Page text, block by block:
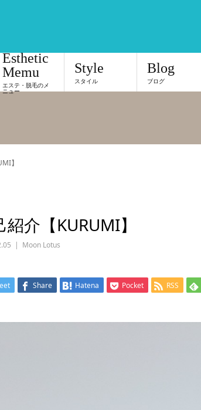
Esthetic
Memu
エステ・脱毛のメ
ニュー
Style
スタイル
Blog
ブログ
】
紹介【KURUMI】
Moon Lotus
Share Hatena Pocket RSS